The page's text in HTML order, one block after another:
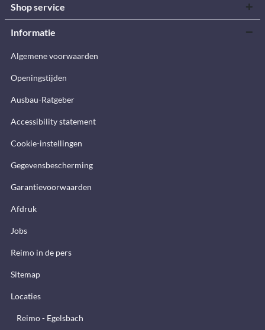
Shop service
Informatie
Algemene voorwaarden
Openingstijden
Ausbau-Ratgeber
Accessibility statement
Cookie-instellingen
Gegevensbescherming
Garantievoorwaarden
Afdruk
Jobs
Reimo in de pers
Sitemap
Locaties
Reimo - Egelsbach